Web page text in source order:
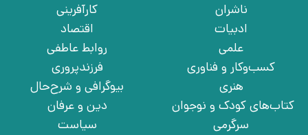
ناشران
ادبیات
علمی
کسب‌وکار و فناوری
هنری
کتاب‌های کودک و نوجوان
سرگرمی
کارآفرینی
اقتصاد
روابط عاطفی
فرزندپروری
بیوگرافی و شرح‌حال
دین و عرفان
سیاست